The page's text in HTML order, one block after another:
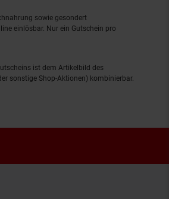
sowie gesondert
einlösbar. Nur ein Gutschein pro
ist dem Artikelbild des
sonstige Shop-Aktionen) kombinierbar.